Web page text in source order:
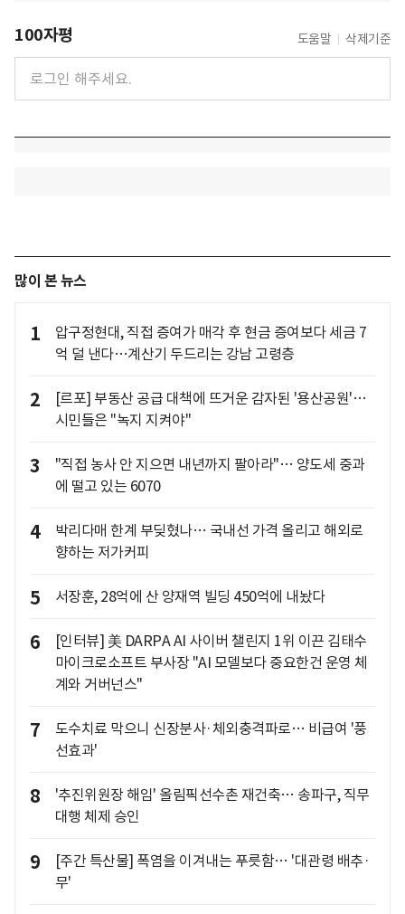
100자평 도움말 삭제기준
많이 본 뉴스
1
압구정현대, 직접 증여가 매각 후 현금 증여보다 세금 7
억 덜 낸다…계산기 두드리는 강남 고령층
2
[르포] 부동산 공급 대책에 뜨거운 감자된 '용산공원'…
시민들은 "녹지 지켜야"
3
"직접 농사 안 지으면 내년까지 팔아라"… 양도세 중과
에 떨고 있는 6070
4
박리다매 한계 부딪혔나… 국내선 가격 올리고 해외로
향하는 저가커피
5 서장훈, 28억에 산 양재역 빌딩 450억에 내놨다
6
[인터뷰] 美 DARPA AI 사이버 챌린지 1위 이끈 김태수
마이크로소프트 부사장 "AI 모델보다 중요한건 운영 체
계와 거버넌스"
7
도수치료 막으니 신장분사·체외충격파로… 비급여 '풍
선효과'
8
'추진위원장 해임' 올림픽선수촌 재건축… 송파구, 직무
대행 체제 승인
9
[주간 특산물] 폭염을 이겨내는 푸릇함… '대관령 배추·
무'